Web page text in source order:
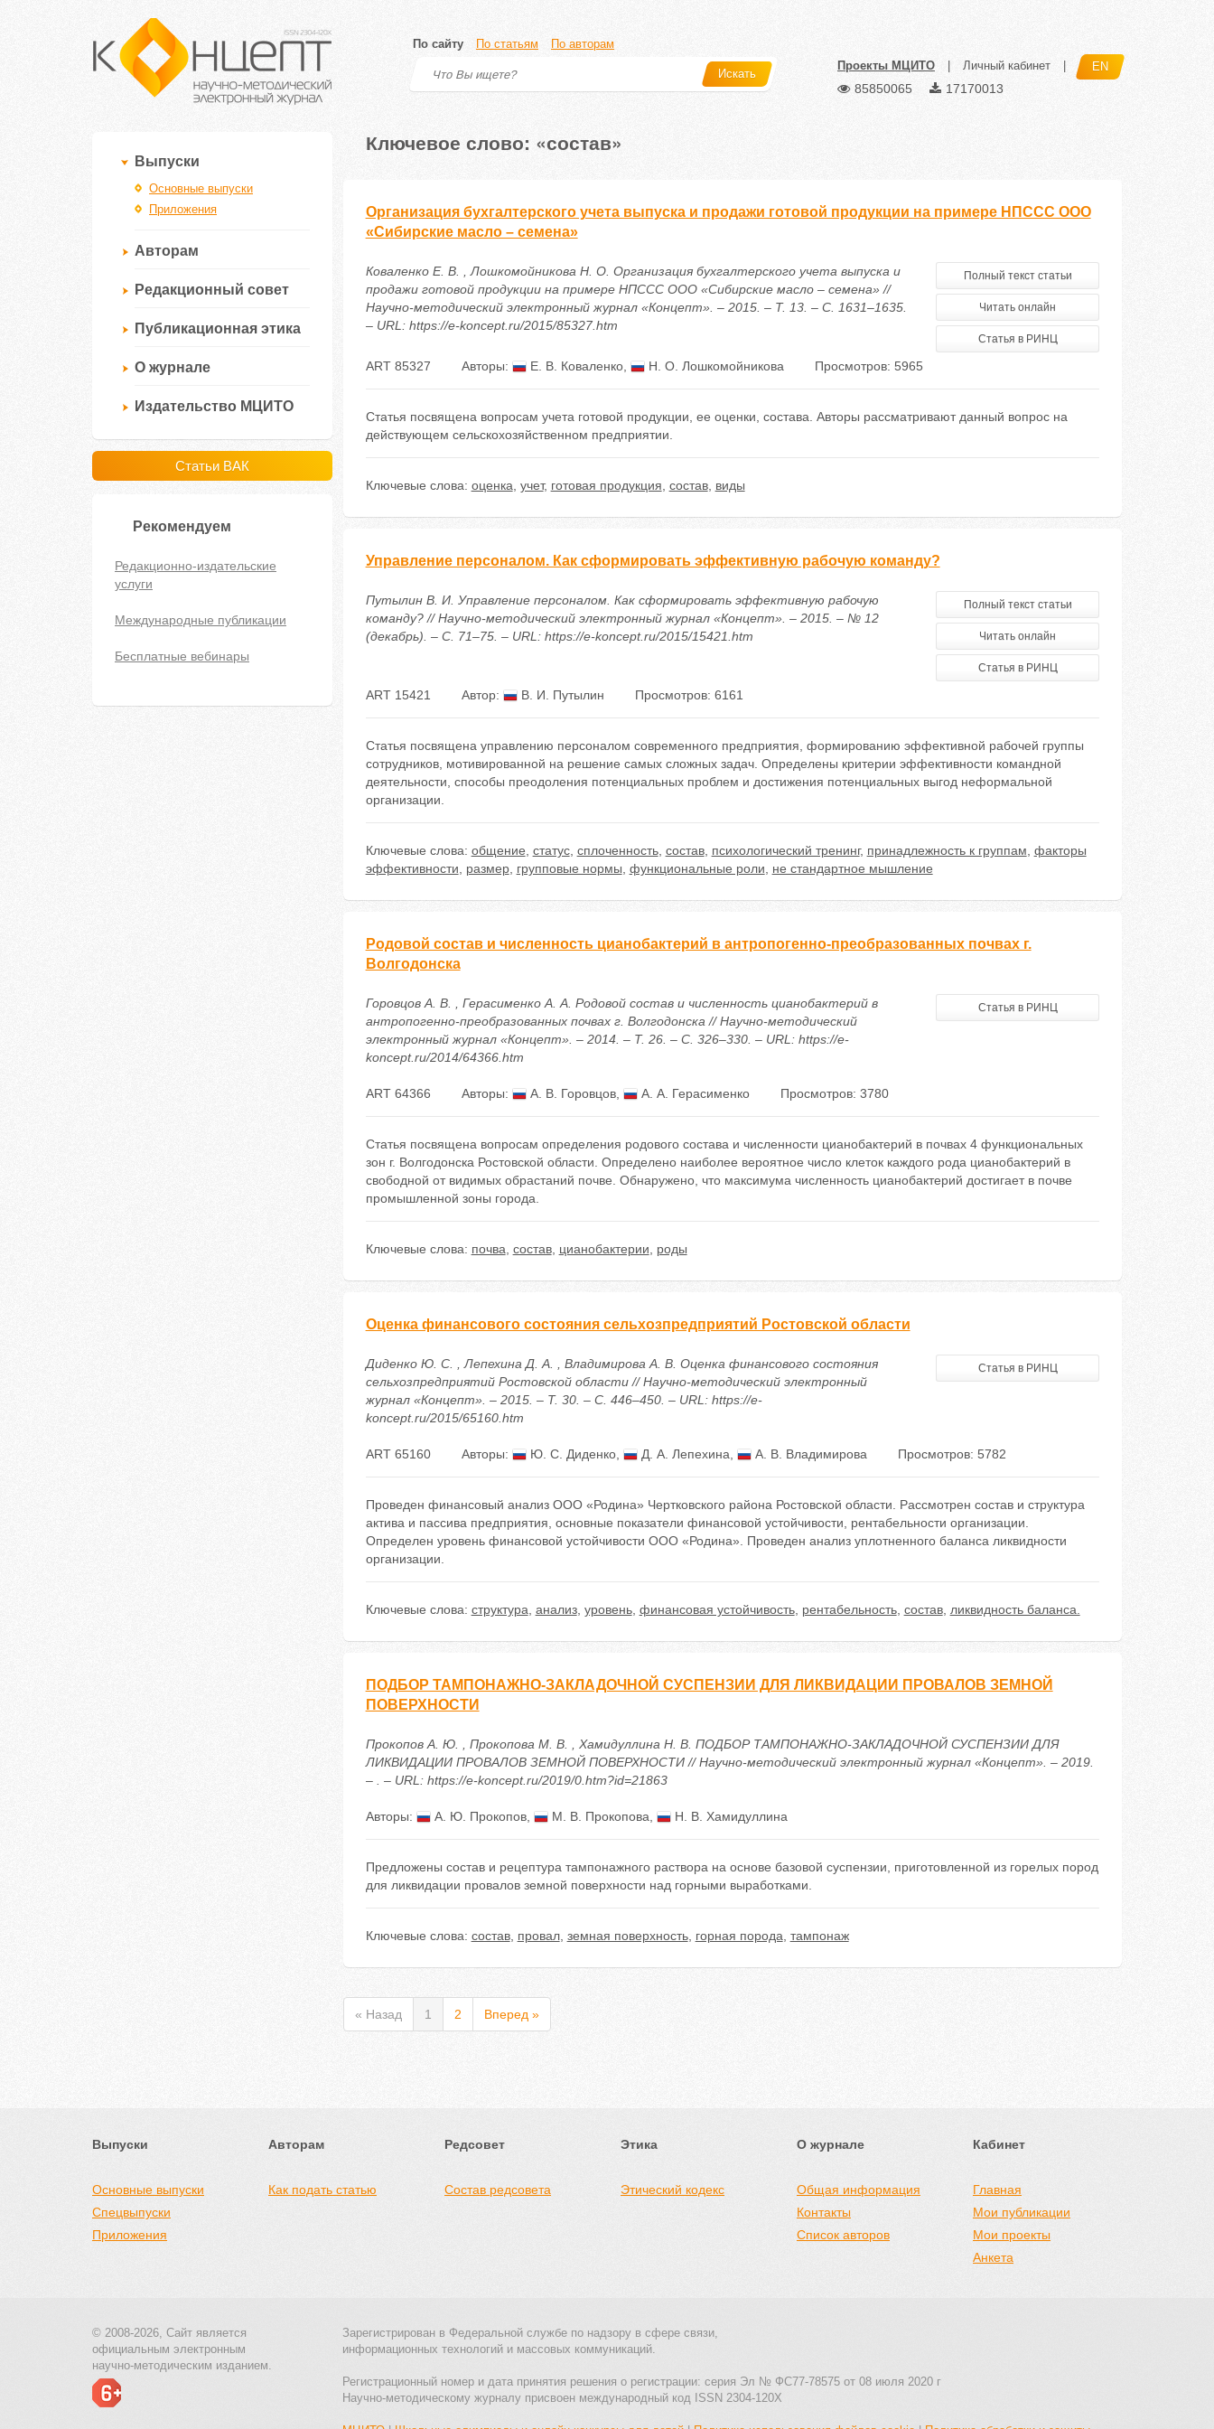
По сайту По статьям По авторам
Искать
Проекты МЦИТО Личный кабинет EN
85850065 17170013
Выпуски
Основные выпуски
Приложения
Авторам
Редакционный совет
Публикационная этика
О журнале
Издательство МЦИТО
Статьи ВАК
Рекомендуем
Редакционно-издательские
услуги
Международные публикации
Бесплатные вебинары
Ключевое слово: «состав»
Организация бухгалтерского учета выпуска и продажи готовой продукции на примере НПССС ООО
«Сибирские масло – семена»
Коваленко Е. В. , Лошкомойникова Н. О. Организация бухгалтерского учета выпуска и
продажи готовой продукции на примере НПССС ООО «Сибирские масло – семена» //
Научно-методический электронный журнал «Концепт». – 2015. – Т. 13. – С. 1631–1635.
– URL: https://e-koncept.ru/2015/85327.htm
Полный текст статьи
Читать онлайн
Статья в РИНЦ
ART 85327 Авторы: Е. В. Коваленко, Н. О. Лошкомойникова Просмотров: 5965
Статья посвящена вопросам учета готовой продукции, ее оценки, состава. Авторы рассматривают данный вопрос на
действующем сельскохозяйственном предприятии.
Ключевые слова: оценка учет, готовая продукция состав, виды
Управление персоналом. Как сформировать эффективную рабочую команду?
Путылин В. И. Управление персоналом. Как сформировать эффективную рабочую
команду? // Научно-методический электронный журнал «Концепт». – 2015. – № 12
(декабрь). – С. 71–75. – URL: https://e-koncept.ru/2015/15421.htm
Полный текст статьи
Читать онлайн
Статья в РИНЦ
ART 15421 Автор: В. И. Путылин Просмотров: 6161
Статья посвящена управлению персоналом современного предприятия, формированию эффективной рабочей группы
сотрудников, мотивированной на решение самых сложных задач. Определены критерии эффективности командной
деятельности, способы преодоления потенциальных проблем и достижения потенциальных выгод неформальной
организации.
Ключевые слова: общение статус, сплоченность, состав, психологический тренинг, принадлежность к группам факторы
эффективности
размер, групповые нормы функциональные роли не стандартное мышление
Родовой состав и численность цианобактерий в антропогенно-преобразованных почвах г.
Волгодонска
Горовцов А. В. , Герасименко А. А. Родовой состав и численность цианобактерий в
антропогенно-преобразованных почвах г. Волгодонска // Научно-методический
электронный журнал «Концепт». – 2014. – Т. 26. – С. 326–330. – URL: https://e-
koncept.ru/2014/64366.htm
Статья в РИНЦ
ART 64366 Авторы: А. В. Горовцов, А. А. Герасименко Просмотров: 3780
Статья посвящена вопросам определения родового состава и численности цианобактерий в почвах 4 функциональных
зон г. Волгодонска Ростовской области. Определено наиболее вероятное число клеток каждого рода цианобактерий в
свободной от видимых обрастаний почве. Обнаружено, что максимума численность цианобактерий достигает в почве
промышленной зоны города.
Ключевые слова: почва состав, цианобактерии роды
Оценка финансового состояния сельхозпредприятий Ростовской области
Диденко Ю. С. , Лепехина Д. А. , Владимирова А. В. Оценка финансового состояния
сельхозпредприятий Ростовской области // Научно-методический электронный
журнал «Концепт». – 2015. – Т. 30. – С. 446–450. – URL: https://e-
koncept.ru/2015/65160.htm
Статья в РИНЦ
ART 65160 Авторы: Ю. С. Диденко, Д. А. Лепехина А. В. Владимирова Просмотров: 5782
Проведен финансовый анализ ООО «Родина» Чертковского района Ростовской области. Рассмотрен состав и структура
актива и пассива предприятия, основные показатели финансовой устойчивости, рентабельности организации.
Определен уровень финансовой устойчивости ООО «Родина». Проведен анализ уплотненного баланса ликвидности
организации.
Ключевые слова: структура анализ, уровень, финансовая устойчивость, рентабельность, состав, ликвидность баланса.
ПОДБОР ТАМПОНАЖНО-ЗАКЛАДОЧНОЙ СУСПЕНЗИИ ДЛЯ ЛИКВИДАЦИИ ПРОВАЛОВ ЗЕМНОЙ
ПОВЕРХНОСТИ
Прокопов А. Ю. , Прокопова М. В. , Хамидуллина Н. В. ПОДБОР ТАМПОНАЖНО-ЗАКЛАДОЧНОЙ СУСПЕНЗИИ ДЛЯ
ЛИКВИДАЦИИ ПРОВАЛОВ ЗЕМНОЙ ПОВЕРХНОСТИ // Научно-методический электронный журнал «Концепт». – 2019.
– . – URL: https://e-koncept.ru/2019/0.htm?id=21863
Авторы: А. Ю. Прокопов, М. В. Прокопова Н. В. Хамидуллина
Предложены состав и рецептура тампонажного раствора на основе базовой суспензии, приготовленной из горелых пород
для ликвидации провалов земной поверхности над горными выработками.
Ключевые слова: состав, провал, земная поверхность, горная порода тампонаж
« Назад 1 2 Вперед »
Выпуски
Основные выпуски
Спецвыпуски
Приложения
Авторам
Как подать статью
Редсовет
Состав редсовета
Этика
Этический кодекс
О журнале
Общая информация
Контакты
Список авторов
Кабинет
Главная
Мои публикации
Мои проекты
Анкета
© 2008-2026, Сайт является
официальным электронным
научно-методическим изданием.
Зарегистрирован в Федеральной службе по надзору в сфере связи,
информационных технологий и массовых коммуникаций.
Регистрационный номер и дата принятия решения о регистрации: серия Эл № ФС77-78575 от 08 июля 2020 г
Научно-методическому журналу присвоен международный код ISSN 2304-120X